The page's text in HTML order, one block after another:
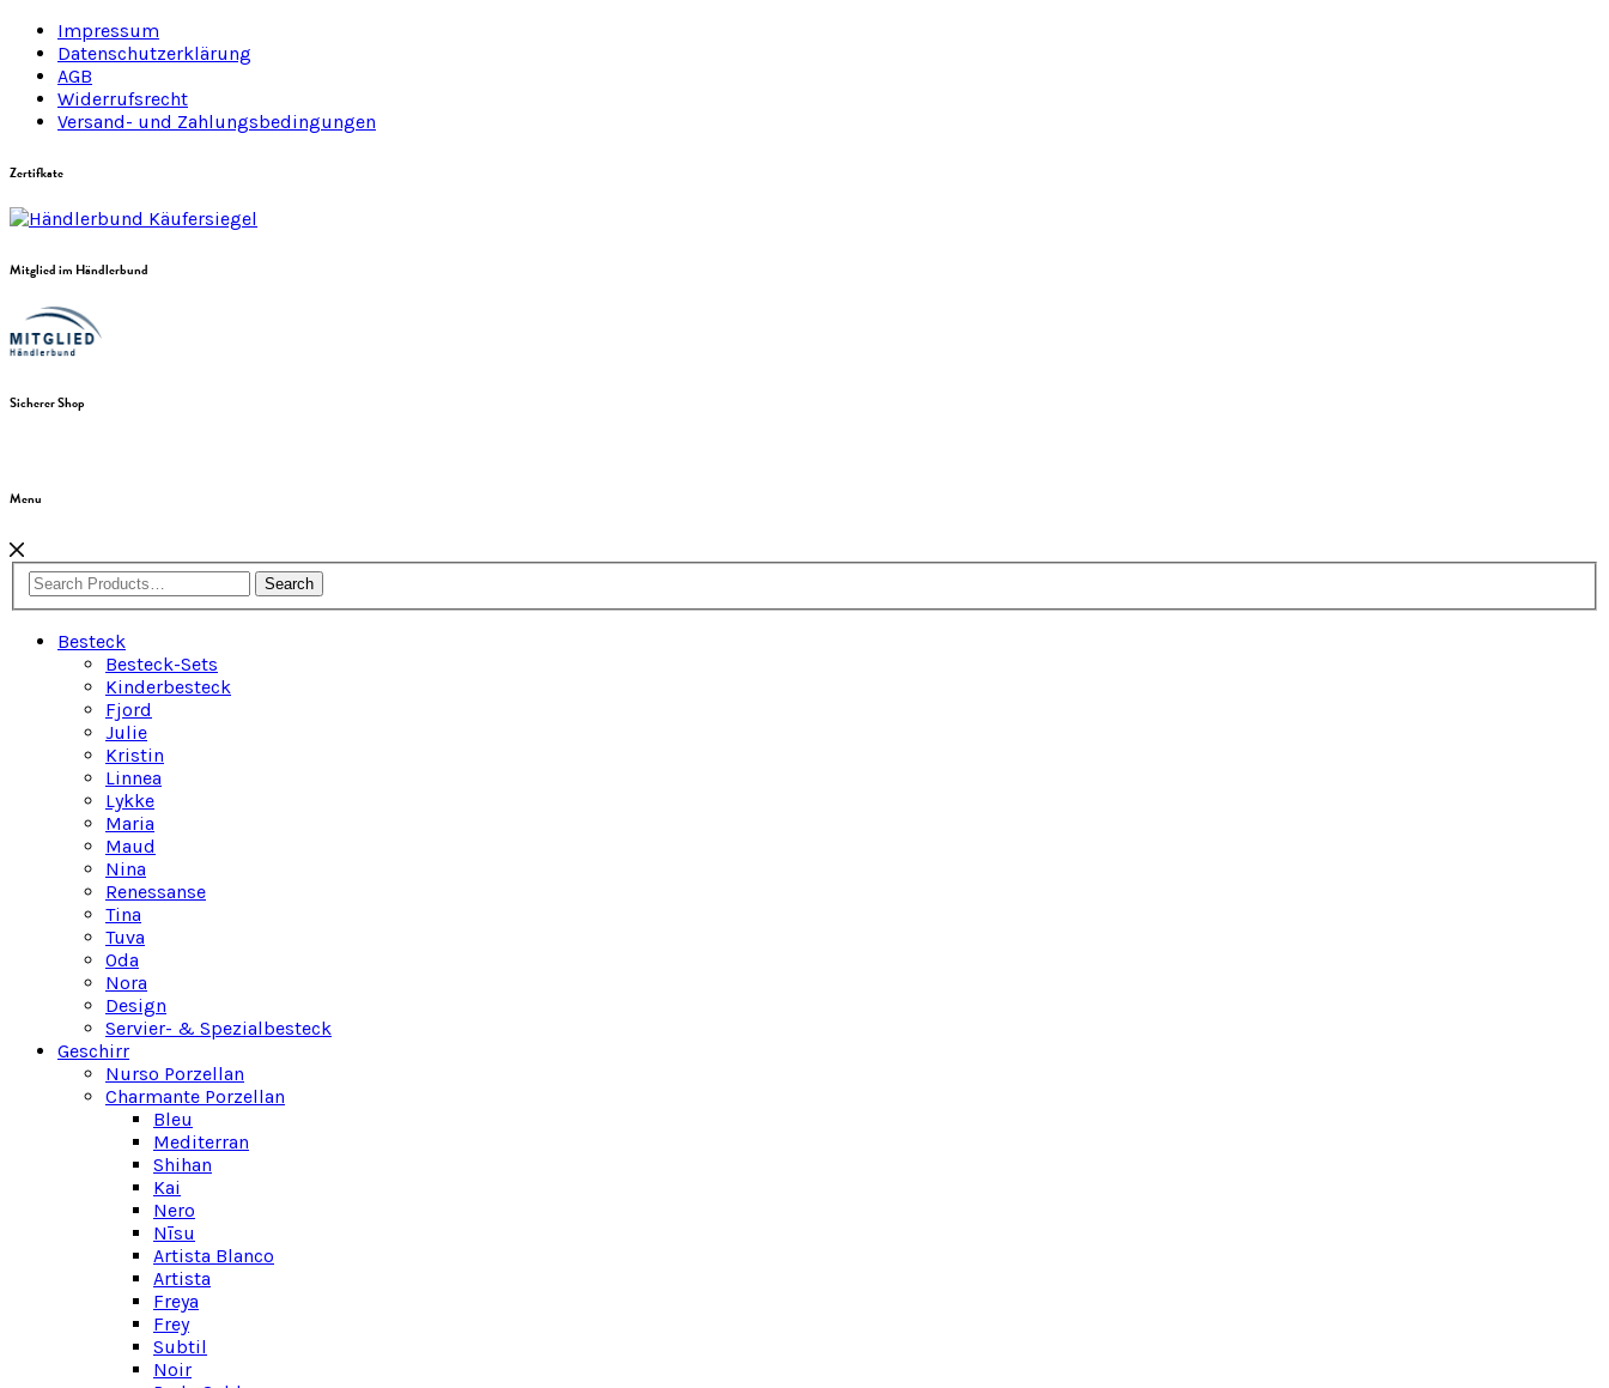
Impressum
Datenschutzerklärung
AGB
Widerrufsrecht
Versand- und Zahlungsbedingungen
Zertifkate
Mitglied im Händlerbund
Sicherer Shop
Menu
Search
Besteck
Besteck-Sets
Kinderbesteck
Fjord
Julie
Kristin
Linnea
Lykke
Maria
Maud
Nina
Renessanse
Tina
Tuva
Oda
Nora
Design
Servier- & Spezialbesteck
Geschirr
Nurso Porzellan
Charmante Porzellan
Bleu
Mediterran
Shihan
Kai
Nero
Nīsu
Artista Blanco
Artista
Freya
Frey
Subtil
Noir